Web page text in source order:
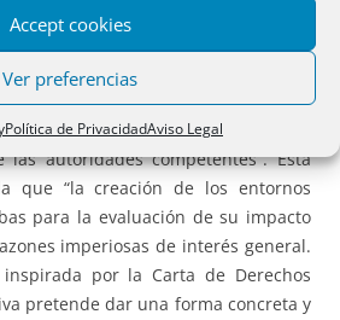
Accept cookies
Ver preferencias
Política de PrivacidadAviso Legal
la viabilidad y el impacto de
aplicadas a actividades
o provisión de nuevos bienes o
de provisión o prestación de los
alternativas para su supervisión y
autoridades competentes”. Esta
que “la creación de los entornos
para la evaluación de su impacto
imperiosas de interés general.
por la Carta de Derechos
pretende dar una forma concreta y